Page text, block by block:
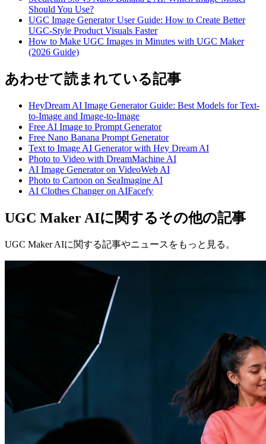
Should You Use?
UGC Image Generator User Guide: How to Create Better
UGC-Style Product Visuals Faster
How to Make UGC Images in Minutes with UGC Maker
(2026 Guide)
あわせて読まれている記事
HeyDream AI Image Generator Guide: Best Models for Text-
to-Image and Image-to-Image
Free AI Image to Prompt Generator
Free Nano Banana Prompt Generator
Text to Image AI Generator with Hey Dream AI
Photo to Video with DreamMachine AI
AI Image Generator on VideoWeb AI
Photo to Cartoon on SeaImagine AI
AI Clothes Changer on AIFacefy
UGC Maker AIに関するその他の記事
UGC Maker AIに関する記事やニュースをもっと見る。